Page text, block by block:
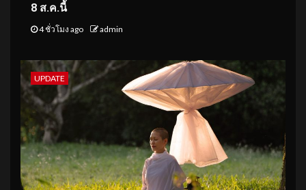
8 ส.ค.นี้
4 ชั่วโมง ago admin
UPDATE